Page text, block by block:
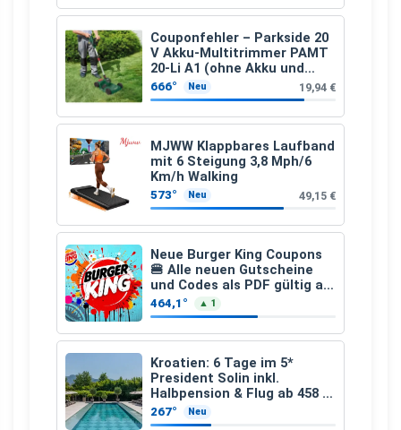
Couponfehler – Parkside 20
V Akku-Multitrimmer PAMT
20-Li A1 (ohne Akku und
Ladegerät)
666° Neu 19,94 €
MJWW Klappbares Laufband
mit 6 Steigung 3,8 Mph/6
Km/h Walking
573° Neu 49,15 €
Neue Burger King Coupons
🍔 Alle neuen Gutscheine
und Codes als PDF gültig ab
25.07.2026 bis 04.09.2026
464,1° ▲ 1
Kroatien: 6 Tage im 5*
President Solin inkl.
Halbpension & Flug ab 458 €
pro Person
267° Neu